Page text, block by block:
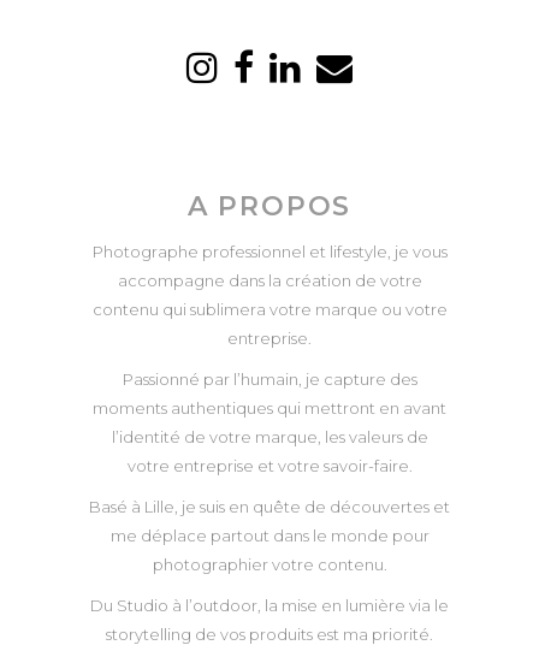
A PROPOS
Photographe professionnel et lifestyle, je vous
accompagne dans la création de votre
contenu qui sublimera votre marque ou votre
entreprise.
Passionné par l’humain, je capture des
moments authentiques qui mettront en avant
l’identité de votre marque, les valeurs de
votre entreprise et votre savoir-faire.
Basé à Lille, je suis en quête de découvertes et
me déplace partout dans le monde pour
photographier votre contenu.
Du Studio à l’outdoor, la mise en lumière via le
storytelling de vos produits est ma priorité.